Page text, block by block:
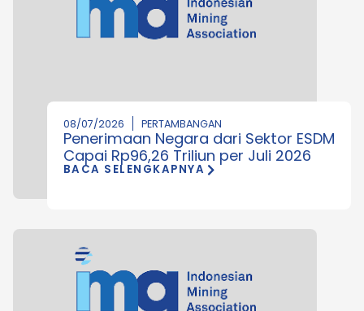
08/07/2026 PERTAMBANGAN
Penerimaan Negara dari Sektor ESDM
Capai Rp96,26 Triliun per Juli 2026
BACA SELENGKAPNYA